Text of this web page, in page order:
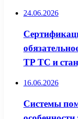
24.06.2026
ТР ТС и
16.06.2026
Системы